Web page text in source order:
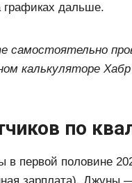
графиках дальше.
самостоятельно
калькуляторе
по
в первой половине